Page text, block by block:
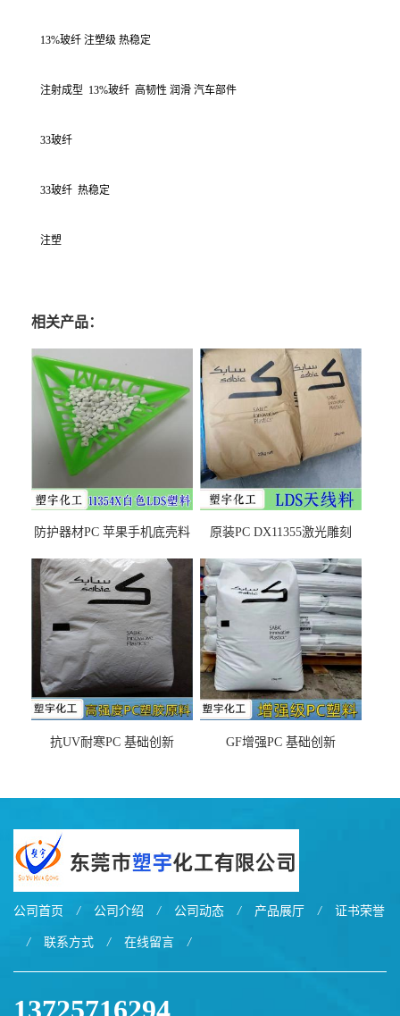
13%玻纤 注塑级 热稳定
注射成型 13%玻纤 高韧性 润滑 汽车部件
33玻纤
33玻纤 热稳定
注塑
相关产品：
防护器材PC 苹果手机底壳料
之忧
原装PC DX11355激光雕刻
抗UV耐寒PC 基础创新
GF增强PC 基础创新
公司首页 / 公司介绍 / 公司动态 / 产品展厅 / 证书荣誉
/ 联系方式 / 在线留言 /
13725716294